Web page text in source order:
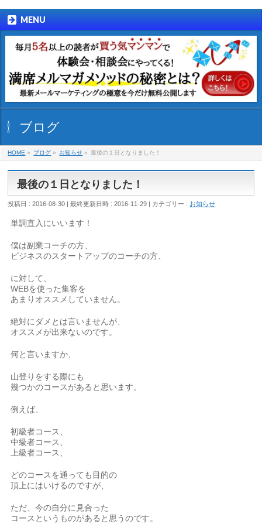
MENU
ブログ
HOME » ブログ » お知らせ » 最後の１日となりました！
最後の１日となりました！
投稿日 : 2016-08-30 最終更新日時 : 2016-11-29 カテゴリー : お知らせ
単調直入にいいます！
僕は副業コーチの方、
ビジネスのスタートアップのコーチの方、
に対して、
WEBを使った集客を
あまりオススメしていません。
絶対にダメとは言いませんが、
オススメが出来ないのです。
何と言いますか、
山登りをする際にも
幾つかのコースがあると思います。
例えば、
初級者コース、
中級者コース、
上級者コース、
どのコースを通っても目的の
頂上にはいけるのですが、
ただ、今の自分に見合った
コースというものがあると思うのです。